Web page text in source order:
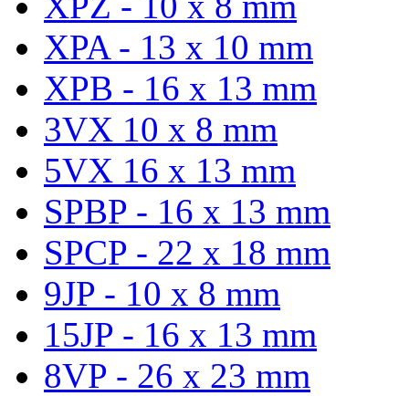
XPA - 13 x 10 mm
XPB - 16 x 13 mm
3VX 10 x 8 mm
5VX 16 x 13 mm
SPBP - 16 x 13 mm
SPCP - 22 x 18 mm
9JP - 10 x 8 mm
15JP - 16 x 13 mm
8VP - 26 x 23 mm